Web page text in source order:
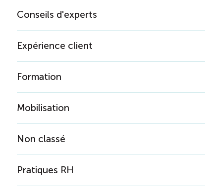
Conseils d'experts
Expérience client
Formation
Mobilisation
Non classé
Pratiques RH